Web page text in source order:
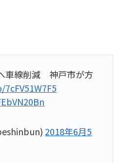
車線削減 神戸市が方
2018年6月5